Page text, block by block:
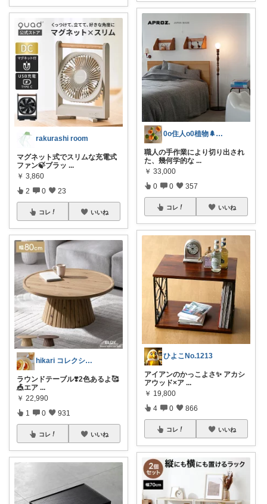
rakurashi room
マグネット式でスリムな充電式
ファン🍃ブラッ ...
￥ 3,860
2 0 23
コレ いいね
hikari コレクション見てね✨
ラウンドテーブル❣️2色あるよ🥰
🎪エア ...
￥ 22,990
1 0 931
コレ いいね
0o住人o0植物🌲と👶を育てる部屋
職人の手作業により切り出され
た、幾何学的な ...
￥ 33,000
0 0 357
コレ いいね
ひよこNo.1213
アイアンのかっこよさ✨ アカシ
アウッド×ア ...
￥ 19,800
4 0 866
コレ いいね